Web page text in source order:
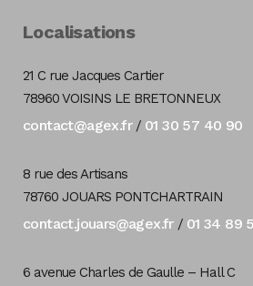
Localisations
21 C rue Jacques Cartier
78960 VOISINS LE BRETONNEUX
contact@agex.fr/ 01 30 57 40 90
8 rue des Artisans
78760 JOUARS PONTCHARTRAIN
contact.jouars@agex.fr/ 01 34 89
6 avenue Charles de Gaulle – Hall C